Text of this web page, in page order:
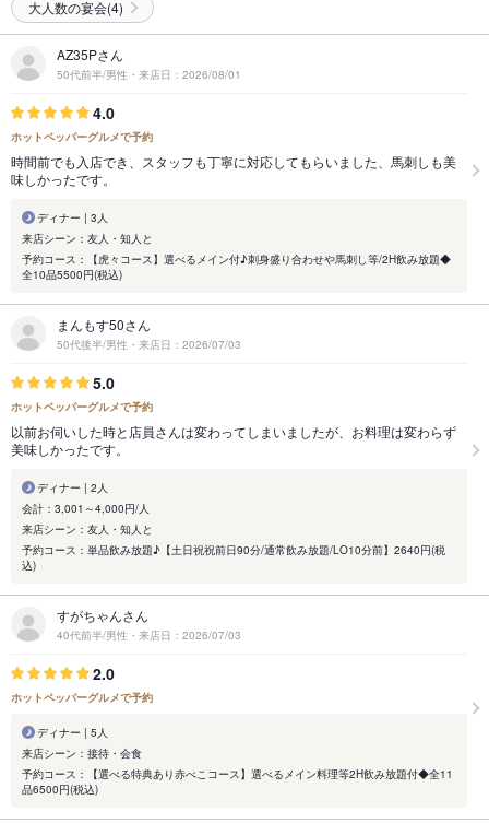
大人数の宴会(4)
AZ35Pさん
50代前半/男性・来店日：2026/08/01
4.0
ホットペッパーグルメで予約
時間前でも入店でき、スタッフも丁寧に対応してもらいました、馬刺しも美
味しかったです。
ディナー | 3人
来店シーン：友人・知人と
予約コース：【虎々コース】選べるメイン付♪刺身盛り合わせや馬刺し等/2H飲み放題◆
全10品5500円(税込)
まんもす50さん
50代後半/男性・来店日：2026/07/03
5.0
ホットペッパーグルメで予約
以前お伺いした時と店員さんは変わってしまいましたが、お料理は変わらず
美味しかったです。
ディナー | 2人
会計：3,001～4,000円/人
来店シーン：友人・知人と
予約コース：単品飲み放題♪【土日祝祝前日90分/通常飲み放題/LO10分前】2640円(税
込)
すがちゃんさん
40代前半/男性・来店日：2026/07/03
2.0
ホットペッパーグルメで予約
ディナー | 5人
来店シーン：接待・会食
予約コース：【選べる特典あり赤べこコース】選べるメイン料理等2H飲み放題付◆全11
品6500円(税込)